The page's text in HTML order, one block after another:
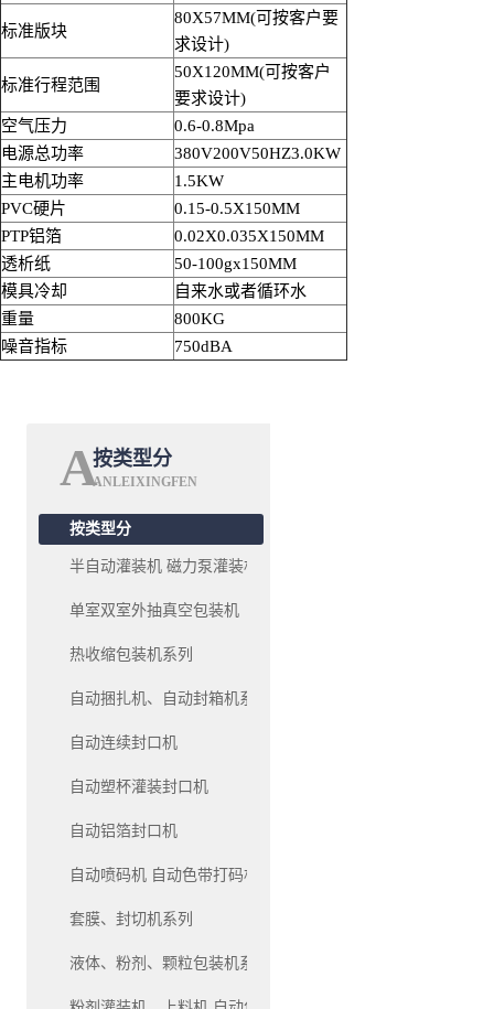
标准版块
80X57MM(可按客户要
求设计)
标准行程范围
50X120MM(可按客户
要求设计)
空气压力
0.6-0.8Mpa
电源总功率
380V200V50HZ3.0KW
主电机功率
1.5KW
PVC硬片
0.15-0.5X150MM
PTP铝箔
0.02X0.035X150MM
透析纸
50-100gx150MM
模具冷却
自来水或者循环水
重量
800KG
噪音指标
750dBA
A按类型分
ANLEIXINGFEN
按类型分
半自动灌装机 磁力泵灌装机系列
单室双室外抽真空包装机
热收缩包装机系列
自动捆扎机、自动封箱机系列
自动连续封口机
自动塑杯灌装封口机
自动铝箔封口机
自动喷码机 自动色带打码机、油墨移印机系列
套膜、封切机系列
液体、粉剂、颗粒包装机系列